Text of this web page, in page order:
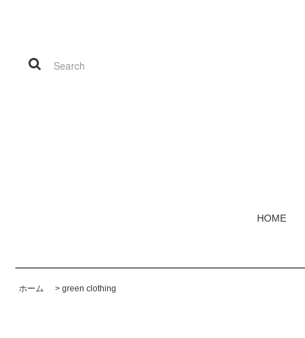
HOME
ホーム > green clothing